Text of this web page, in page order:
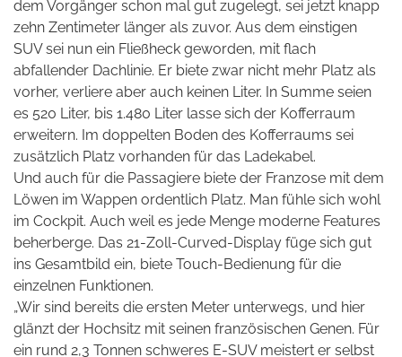
dem Vorgänger schon mal gut zugelegt, sei jetzt knapp
zehn Zentimeter länger als zuvor. Aus dem einstigen
SUV sei nun ein Fließheck geworden, mit flach
abfallender Dachlinie. Er biete zwar nicht mehr Platz als
vorher, verliere aber auch keinen Liter. In Summe seien
es 520 Liter, bis 1.480 Liter lasse sich der Kofferraum
erweitern. Im doppelten Boden des Kofferraums sei
zusätzlich Platz vorhanden für das Ladekabel.
Und auch für die Passagiere biete der Franzose mit dem
Löwen im Wappen ordentlich Platz. Man fühle sich wohl
im Cockpit. Auch weil es jede Menge moderne Features
beherberge. Das 21-Zoll-Curved-Display füge sich gut
ins Gesamtbild ein, biete Touch-Bedienung für die
einzelnen Funktionen.
„Wir sind bereits die ersten Meter unterwegs, und hier
glänzt der Hochsitz mit seinen französischen Genen. Für
ein rund 2,3 Tonnen schweres E-SUV meistert er selbst